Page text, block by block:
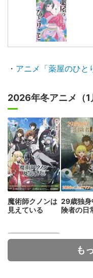
・ アニメ「薬屋のひと
2026年冬アニメ（1
魔術師クノンは
見えている
29歳独身
険者の日
も